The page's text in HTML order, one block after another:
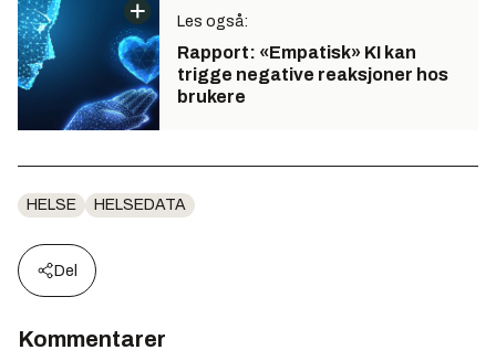
Les også:
Rapport: «Empatisk» KI kan
trigge negative reaksjoner hos
brukere
HELSE HELSEDATA
Del
Kommentarer